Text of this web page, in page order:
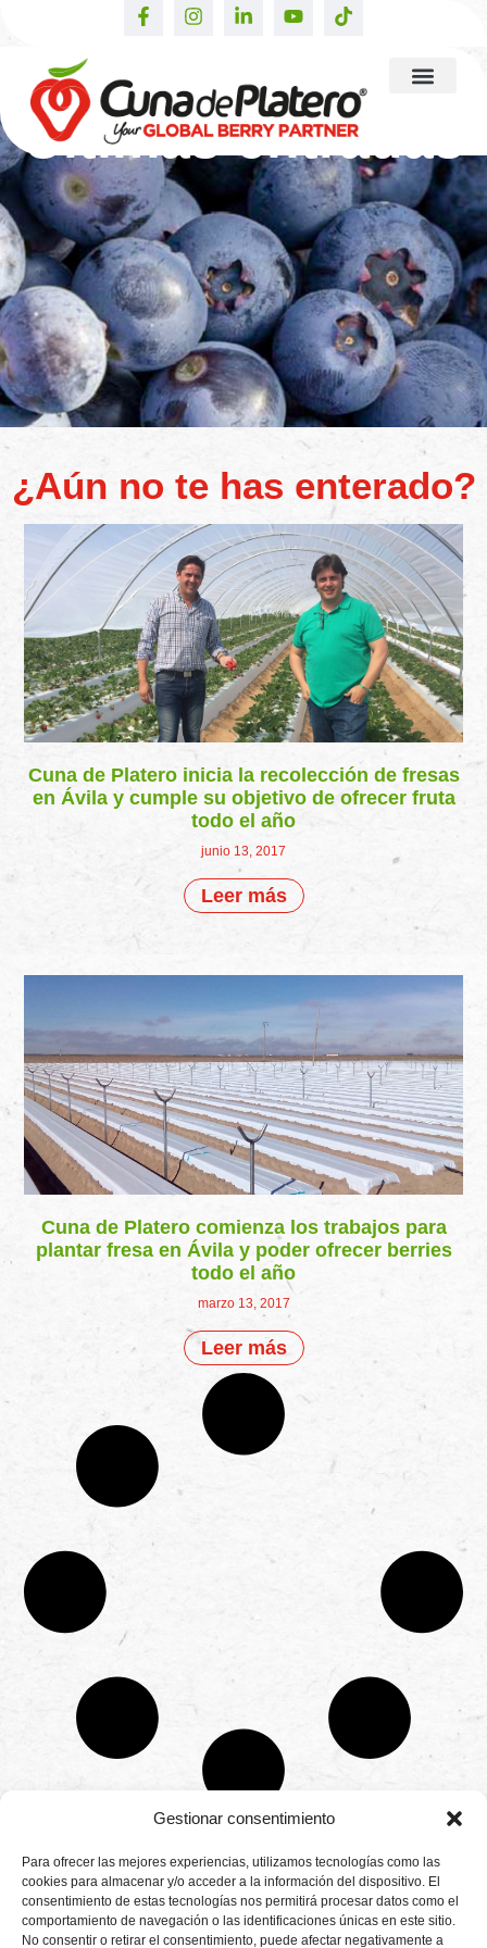
Gestionar consentimiento
Para ofrecer las mejores experiencias, utilizamos tecnologías como las
cookies para almacenar y/o acceder a la información del dispositivo. El
consentimiento de estas tecnologías nos permitirá procesar datos como el
comportamiento de navegación o las identificaciones únicas en este sitio.
No consentir o retirar el consentimiento, puede afectar negativamente a
Últimas entradas
¿Aún no te has enterado?
Cuna de Platero inicia la recolección de fresas
en Ávila y cumple su objetivo de ofrecer fruta
todo el año
junio 13, 2017
Leer más
Cuna de Platero comienza los trabajos para
plantar fresa en Ávila y poder ofrecer berries
todo el año
marzo 13, 2017
Leer más
Productores
de
fresas,
frambuesas,
CONTÁCTANOS
Camino de
Montemayor s/n
21800 Moguer.
Huelva ESPAÑA.
Aviso legal
Política de